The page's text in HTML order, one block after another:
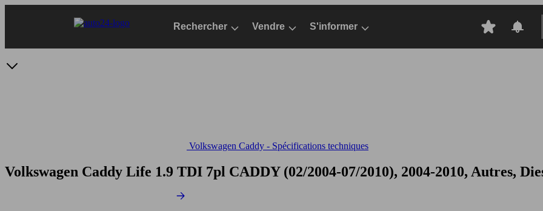
Rechercher Vendre S'informer
Volkswagen Caddy - Spécifications techniques
Volkswagen Caddy Life 1.9 TDI 7pl CADDY (02/2004-07/2010), 2004-2010, Autres,